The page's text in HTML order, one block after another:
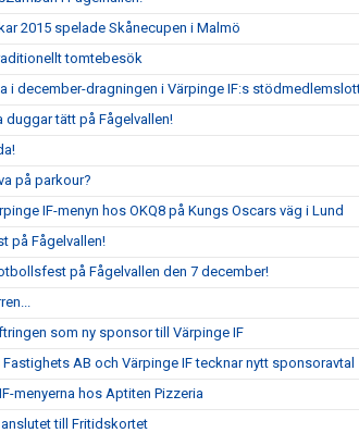
2015 spelade Skånecupen i Malmö
tomtebesök
i december-dragningen i Värpinge IF:s
duggar tätt på Fågelvallen!
på parkour?
IF-menyn hos OKQ8 på Kungs Oscars väg i Lund
på Fågelvallen!
på Fågelvallen den 7 december!
som ny sponsor till Värpinge IF
AB och Värpinge IF tecknar nytt sponsoravtal
menyerna hos Aptiten Pizzeria
anslutet till Fritidskortet